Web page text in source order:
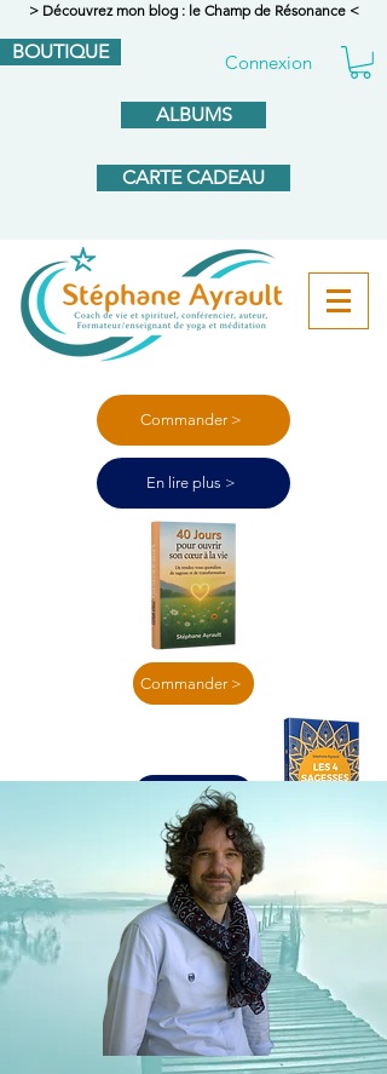
> Découvrez mon blog : le Champ de Résonance <
BOUTIQUE Connexion
ALBUMS
CARTE CADEAU
Commander >
En lire plus >
Commander >
En lire plus >